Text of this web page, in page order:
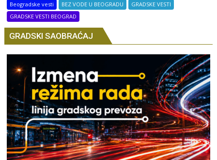
Beogradske vesti
BEZ VODE U BEOGRADU
GRADSKE VESTI
GRADSKE VESTI BEOGRAD
GRADSKI SAOBRAĆAJ